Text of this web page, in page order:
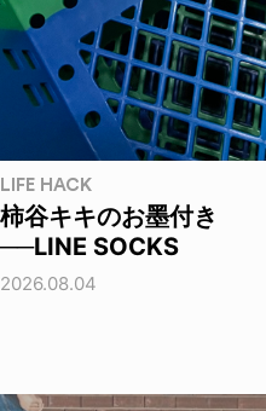
LIFE HACK
柿谷キキのお墨付き
──LINE SOCKS
2026.08.04